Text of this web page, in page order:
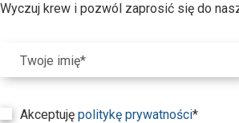
Wyczuj krew i pozwól zaprosić się do
Twoje imię*
Akceptuję politykę prywatności*